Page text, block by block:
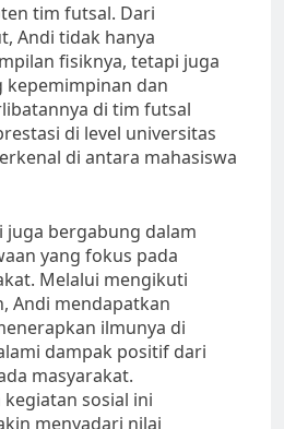
tim futsal. Dari
Andi tidak hanya
fisiknya, tetapi juga
dan
di tim futsal
di level universitas
di antara mahasiswa
juga bergabung dalam
yang fokus pada
Melalui mengikuti
Andi mendapatkan
ilmunya di
dampak positif dari
masyarakat.
sosial ini
menyadari nilai